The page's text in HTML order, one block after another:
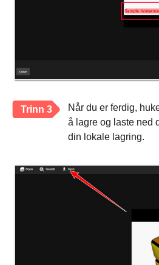
Trinn 3 Når du er ferdig,
å lagre og laste ned
din lokale lagring.